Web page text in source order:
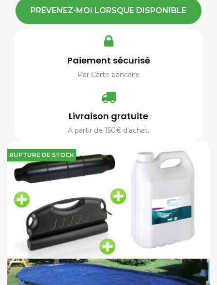
RUPTURE DE STOCK
PRÉVENEZ-MOI LORSQUE DISPONIBLE
Paiement sécurisé
Par Carte bancaire
Livraison gratuite
A partir de 150€ d'achat.